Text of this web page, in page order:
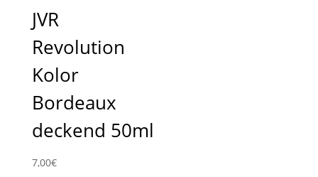
JVR
Revolution
Kolor
Bordeaux
deckend 50ml
7,00€